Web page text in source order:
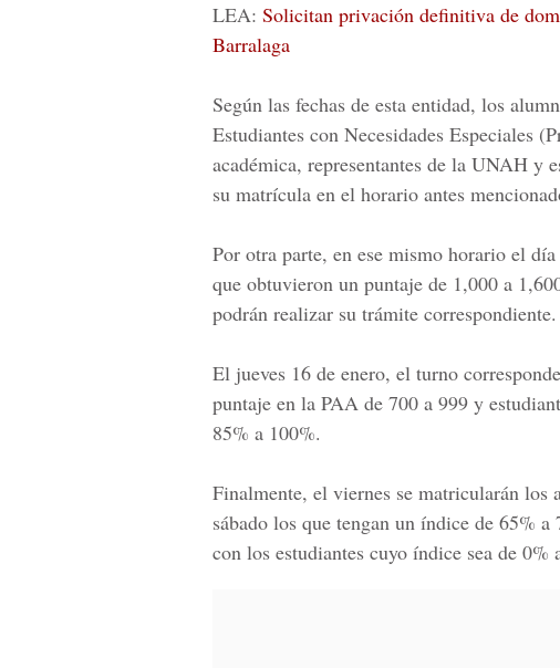
LEA: Solicitan privación definitiva de
Barralaga
Según las fechas de esta entidad, los
Estudiantes con Necesidades Especiales
académica, representantes de la UNAH y
su matrícula en el horario antes
Por otra parte, en ese mismo horario el
que obtuvieron un puntaje de 1,000 a
podrán realizar su trámite correspondiente.
El jueves 16 de enero, el turno
puntaje en la PAA de 700 a 999 y
85% a 100%.
Finalmente, el viernes se matricularán
sábado los que tengan un índice de 65%
con los estudiantes cuyo índice sea de 0%